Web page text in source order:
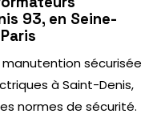
93, en Seine-
sécurisée
à Saint-Denis,
normes de sécurité.